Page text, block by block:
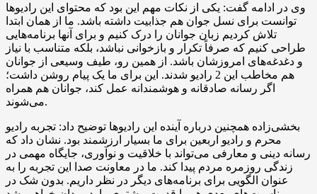
وی در ادامه گفت: یکی از نکات مهم این بود که محتوای این رادیوها
توانست برای نسل جوان هم جذابیت داشته باشد. ما از همان ابتدا
تلاش کردیم زبان جوانان را درک کنیم و برای آنها برنامه‌هایی
طراحی کنیم که صرفاً تکرار و بازخوانی نباشد، بلکه متناسب با نیاز
و دغدغه‌های امروزشان باشد. از همین رو، طیف وسیعی از جوانان
هم مخاطب این 2 رادیو شدند. این برای ما یک پیام روشن داشت؛
اگر رسانه صادقانه و هوشمندانه عمل کند، جوانان هم همراه
می‌شوند.
بخشی‌زاده همچنین درباره آینده این رادیوها توضیح داد: تجربه رادیو
محرم و رادیو اربعین برای ما بسیار ارزشمند بود. نشان داد که
رسانه دینی و معارفی می‌تواند با خلاقیت و نوآوری، جایگاه مهمی در
زندگی روزمره مردم پیدا کند. ما در معاونت صدا این تجربه را به
عنوان الگویی برای برنامه‌های دیگر در نظر داریم. بدون شک در